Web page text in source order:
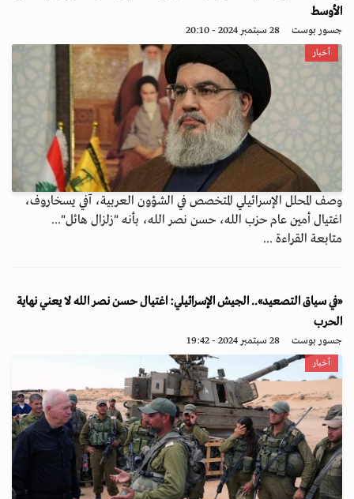
الأوسط
جسور بوست 28 سبتمبر 2024 - 20:10
أخبار
وصف المحلل الإسرائيلي المتخصص في الشؤون العربية، آفي يسخاروف،
اغتيال أمين عام حزب الله، حسن نصر الله، بأنه "زلزال هائل"...
متابعة القراءة ...
«في سياق التصعيد».. الجيش الإسرائيلي: اغتيال حسن نصر الله لا يعني نهاية
الحرب
جسور بوست 28 سبتمبر 2024 - 19:42
أخبار